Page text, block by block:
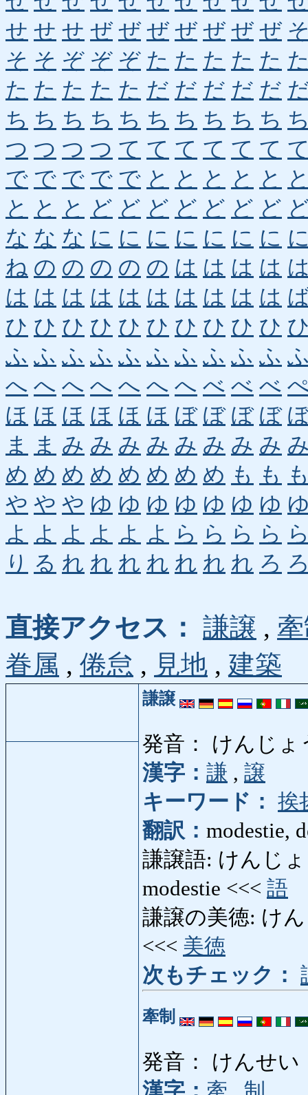
せ せ せ ぜ ぜ ぜ ぜ ぜ ぜ ぜ
そ そ ぞ ぞ ぞ た た た た た
た た た た た だ だ だ だ だ
ち ち ち ち ち ち ち ち ち ち
つ つ つ つ て て て て て て
で で で で で と と と と と
と と と ど ど ど ど ど ど ど
な な な に に に に に に に
ね の の の の の は は は は
は は は は は は は は は は
ひ ひ ひ ひ ひ ひ ひ ひ ひ ひ
ふ ふ ふ ふ ふ ふ ふ ふ ふ ふ
へ へ へ へ へ へ へ べ べ べ
ほ ほ ほ ほ ほ ほ ぼ ぼ ぼ ぼ
ま
ま み み み み み み み み
め め め め め め め め も も
や や や ゆ ゆ ゆ ゆ ゆ ゆ ゆ
よ よ よ よ よ よ ら ら ら ら
り る れ れ れ れ れ れ れ ろ
直接アクセス： 謙譲 ,
眷属 , 倦怠 , 見地 , 建築
謙譲
発音： けんじょ
漢字： 謙 , 譲
キーワード： 挨
翻訳： modestie,
謙譲語: けんじょ
modestie <<< 語
謙譲の美徳: け
<<< 美徳
次もチェック：
牽制
発音： けんせい